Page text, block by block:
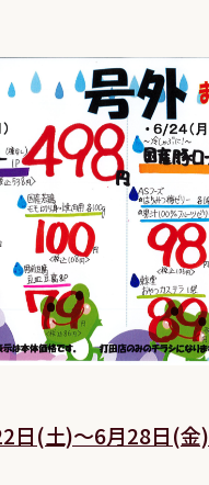
日(土)～6月28日(金)